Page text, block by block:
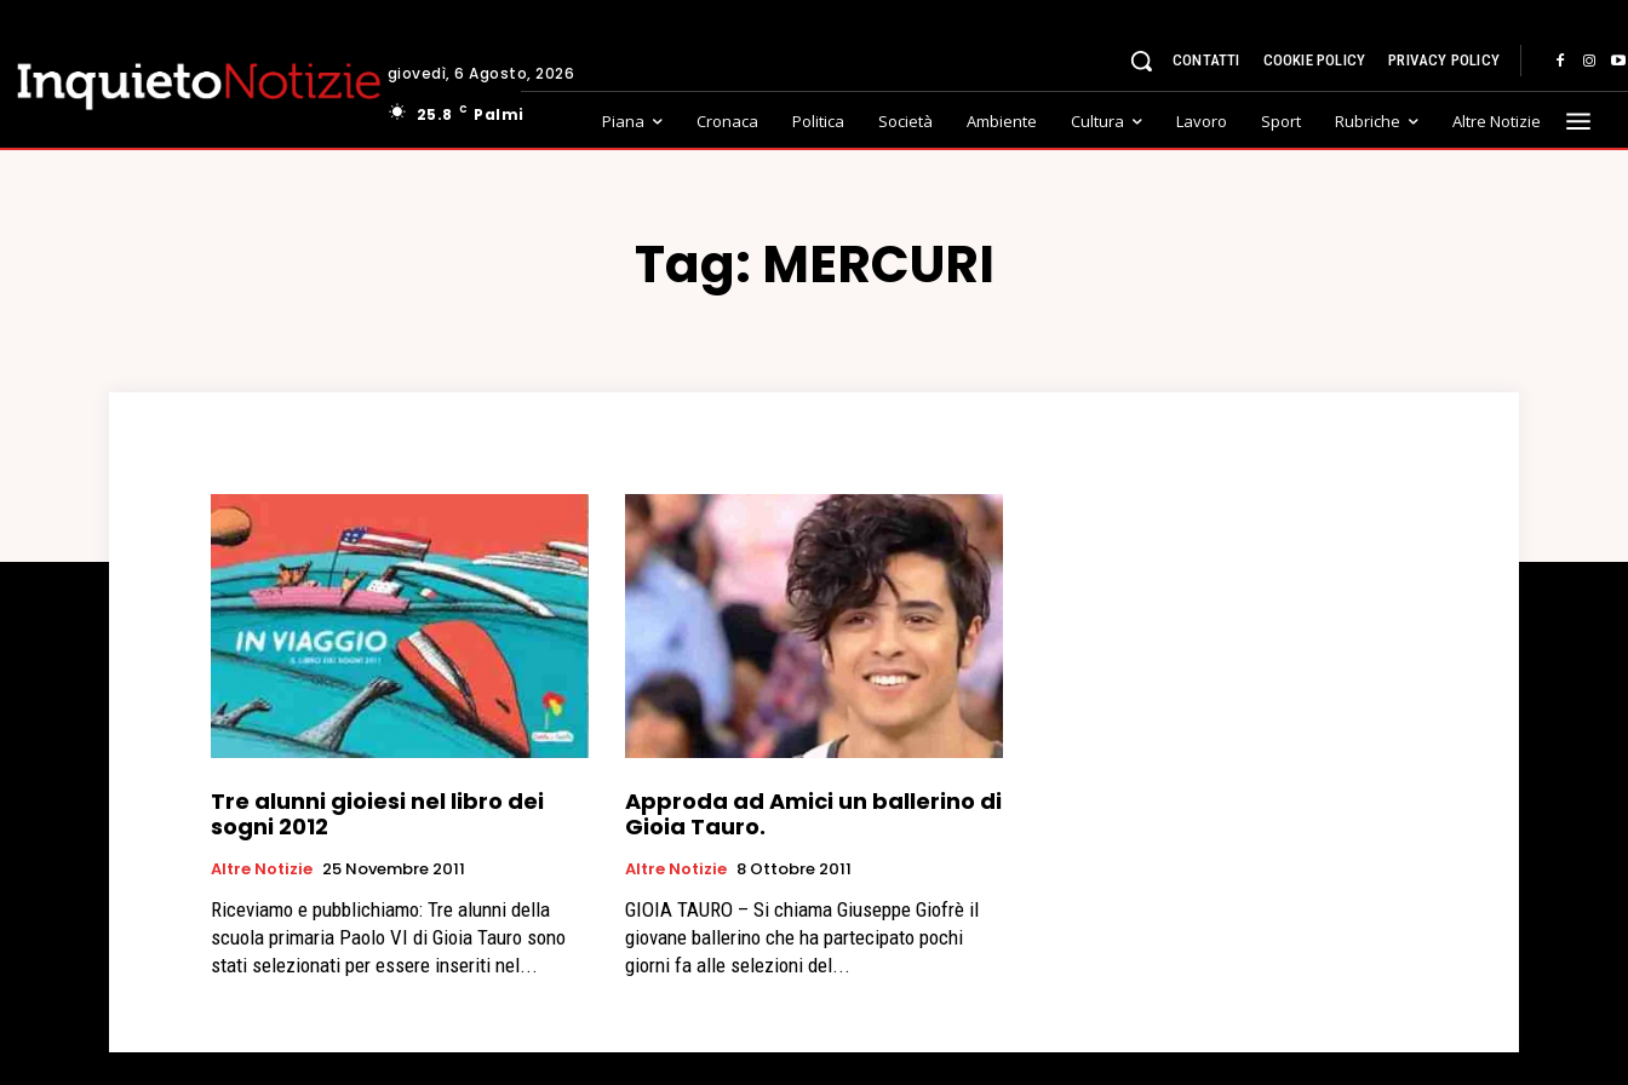
giovedì, 6 Agosto, 2026
25.8
C Palmi
CONTATTI COOKIE POLICY PRIVACY POLICY
Piana Cronaca Politica Società Ambiente Cultura Lavoro Sport Rubriche Altre Notizie
Tag: MERCURI
Tre alunni gioiesi nel libro dei
sogni 2012
Altre Notizie 25 Novembre 2011
Riceviamo e pubblichiamo: Tre alunni della
scuola primaria Paolo VI di Gioia Tauro sono
stati selezionati per essere inseriti nel...
Approda ad Amici un ballerino di
Gioia Tauro.
Altre Notizie 8 Ottobre 2011
GIOIA TAURO – Si chiama Giuseppe Giofrè il
giovane ballerino che ha partecipato pochi
giorni fa alle selezioni del...